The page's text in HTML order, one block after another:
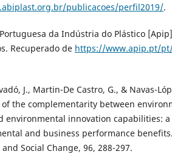
publicacoes/perfil2019/.
da Indústria do Plástico
Recuperado de https://www.apip.pt/
J., Martin-De Castro, G., & Navas-
the complementarity between
environmental innovation capabilities:
and business performance
Social Change, 96, 288-297.